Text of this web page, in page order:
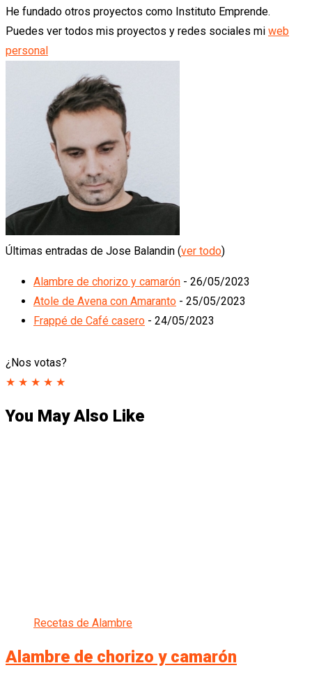
He fundado otros proyectos como Instituto Emprende.
Puedes ver todos mis proyectos y redes sociales mi web
personal
Últimas entradas de Jose Balandin (ver todo)
Alambre de chorizo y camarón - 26/05/2023
Atole de Avena con Amaranto - 25/05/2023
Frappé de Café casero - 24/05/2023
¿Nos votas?
★ ★ ★ ★ ★
You May Also Like
Recetas de Alambre
Alambre de chorizo y camarón